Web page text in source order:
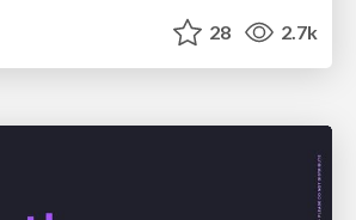
28 2.7k